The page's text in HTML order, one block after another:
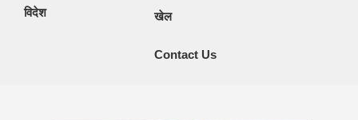
विदेश खेल
Contact Us